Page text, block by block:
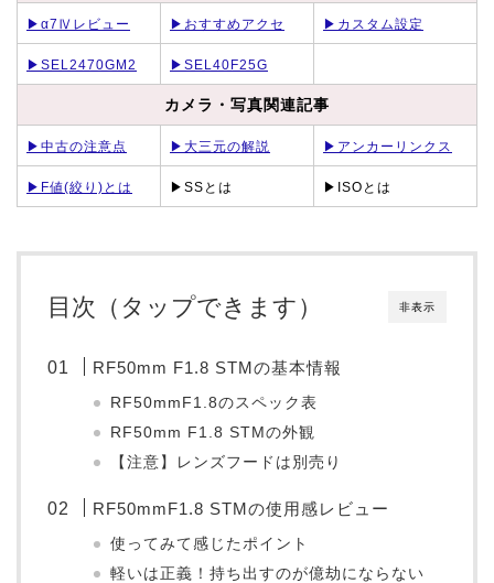
▶α7Ⅳレビュー ▶おすすめアクセ ▶カスタム設定
▶SEL2470GM2 ▶SEL40F25G
カメラ・写真関連記事
▶中古の注意点 ▶大三元の解説 ▶アンカーリンクス
▶F値(絞り)とは ▶SSとは ▶ISOとは
非表示
目次（タップできます）
RF50mm F1.8 STMの基本情報
RF50mmF1.8のスペック表
RF50mm F1.8 STMの外観
【注意】レンズフードは別売り
RF50mmF1.8 STMの使用感レビュー
使ってみて感じたポイント
軽いは正義！持ち出すのが億劫にならない